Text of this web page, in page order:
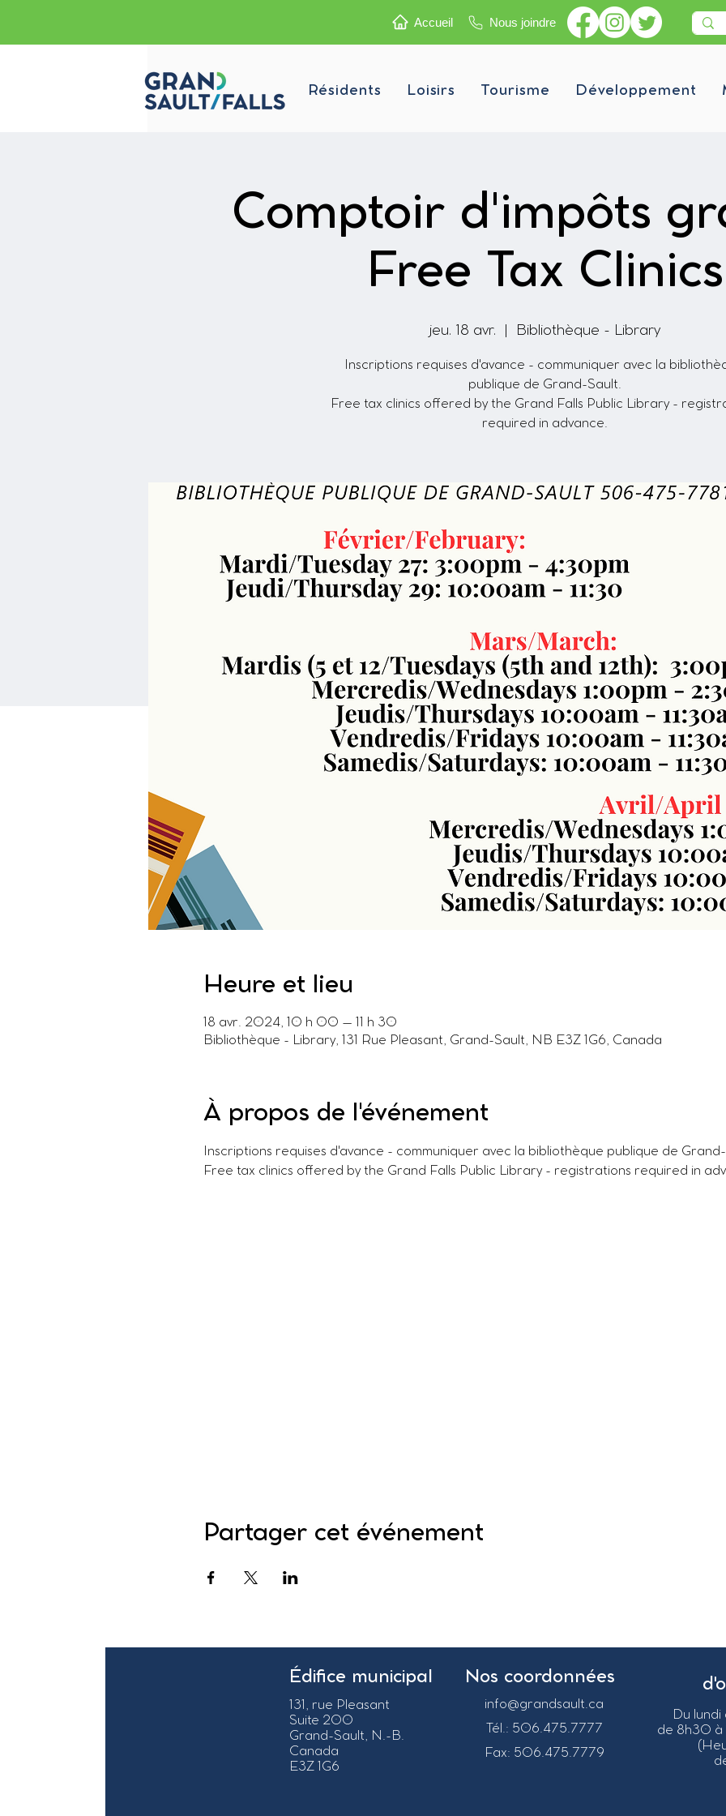
Accueil Nous joindre
Résidents Loisirs Tourisme Développement
Comptoir d'impôts
Free Tax Clinics
jeu. 18 avr. Bibliothèque - Library
Inscriptions requises d'avance - communiquer avec la
publique de Grand-Sault.
Free tax clinics offered by the Grand Falls Public Library -
required in advance.
Heure et lieu
18 avr. 2024, 10 h 00 – 11 h 30
Bibliothèque - Library, 131 Rue Pleasant, Grand-Sault, NB E3Z 1G6, Canada
À propos de l'événement
Inscriptions requises d'avance - communiquer avec la bibliothèque publique de
Free tax clinics offered by the Grand Falls Public Library - registrations required in
Partager cet événement
Édifice municipal
131, rue Pleasant
Suite 200
Grand-Sault, N.-B.
Canada
E3Z 1G6
Nos coordonnées
info@grandsault.ca
Tél.: 506.475.7777
Fax: 506.475.7779
Du lundi
de 8h30 à